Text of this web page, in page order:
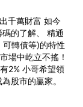
千萬財富 如今
的了解、 精通
轉債等)的特性
場中屹立不搖！
2% 小哥希望領
股市的贏家。